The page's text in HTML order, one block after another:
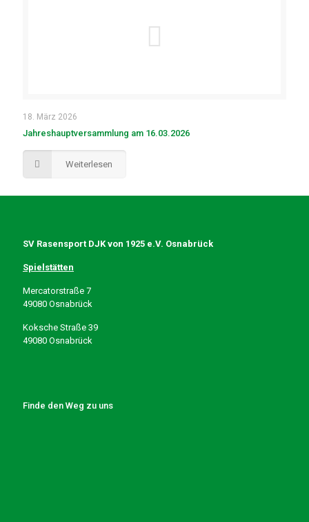
18. März 2026
Jahreshauptversammlung am 16.03.2026
Weiterlesen
SV Rasensport DJK von 1925 e.V. Osnabrück
Spielstätten
Mercatorstraße 7
49080 Osnabrück
Koksche Straße 39
49080 Osnabrück
Finde den Weg zu uns